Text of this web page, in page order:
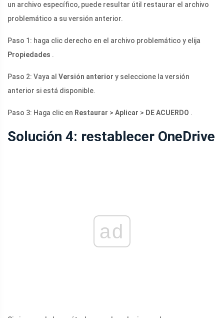
un archivo específico, puede resultar útil restaurar el archivo
problemático a su versión anterior.
Paso 1: haga clic derecho en el archivo problemático y elija
Propiedades .
Paso 2: Vaya al Versión anterior y seleccione la versión
anterior si está disponible.
Paso 3: Haga clic en Restaurar > Aplicar > DE ACUERDO .
Solución 4: restablecer OneDrive
ad